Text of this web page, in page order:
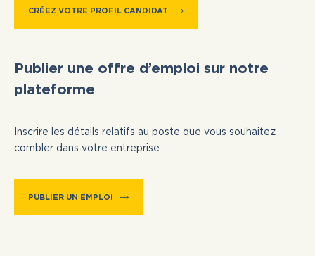
Publier une offre d’emploi sur notre
plateforme
CRÉEZ VOTRE PROFIL CANDIDAT
Inscrire les détails relatifs au poste que vous souhaitez
combler dans votre entreprise.
PUBLIER UN EMPLOI